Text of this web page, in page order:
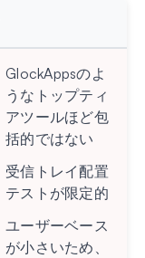
GlockAppsのよ
うなトップティ
アツールほど包
括的ではない
受信トレイ配置
テストが限定的
ユーザーベース
が小さいため、